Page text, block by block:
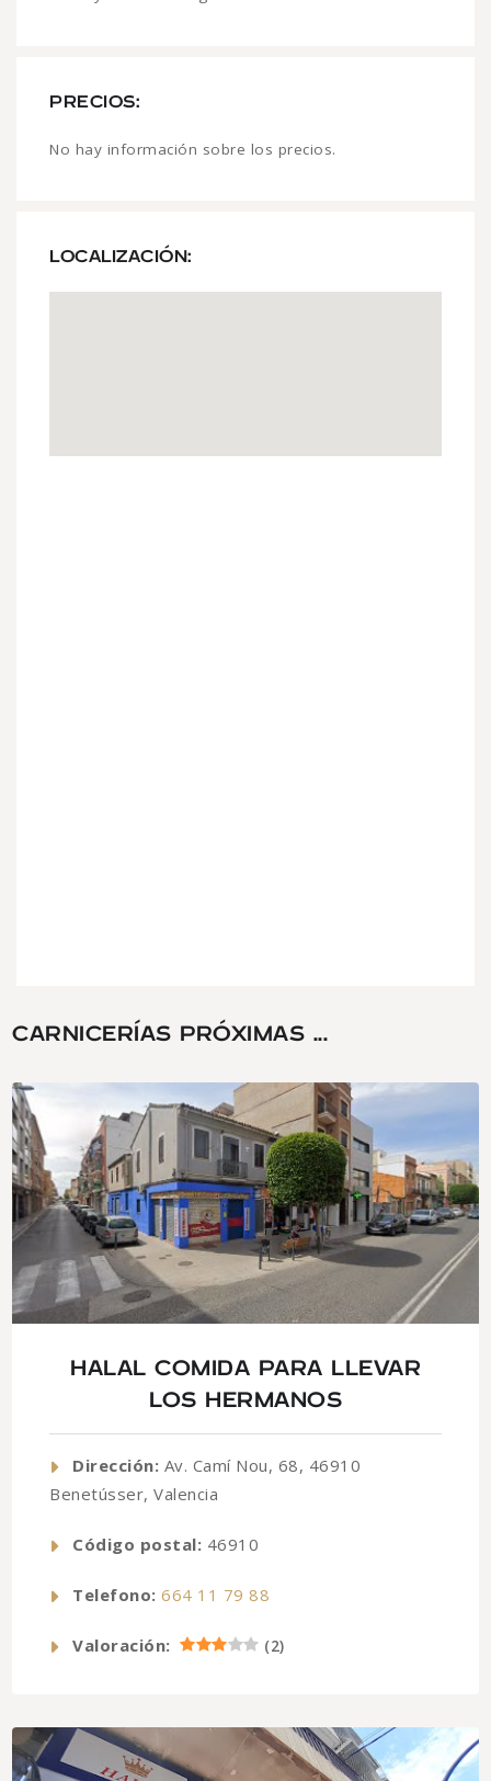
PRECIOS:
No hay información sobre los precios.
LOCALIZACIÓN:
CARNICERÍAS PRÓXIMAS ...
HALAL COMIDA PARA LLEVAR
LOS HERMANOS
Dirección: Av. Camí Nou, 68, 46910
Benetússer, Valencia
Código postal: 46910
Telefono: 664 11 79 88
Valoración: (2)